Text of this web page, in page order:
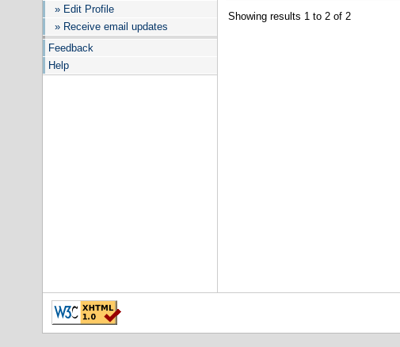
» Edit Profile
» Receive email updates
Feedback
Help
Showing results 1 to 2 of 2